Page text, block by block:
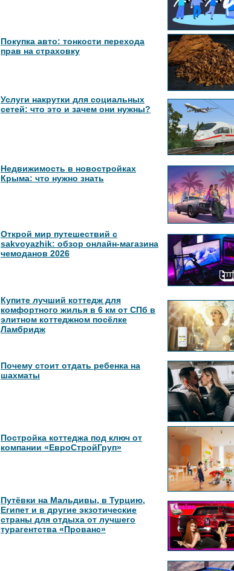
Покупка авто: тонкости перехода
прав на страховку
Услуги накрутки для социальных
сетей: что это и зачем они нужны?
Недвижимость в новостройках
Крыма: что нужно знать
Открой мир путешествий с
sakvoyazhik: обзор онлайн-магазина
чемоданов 2026
Купите лучший коттедж для
комфортного жилья в 6 км от СПб в
элитном коттеджном посёлке
Ламбридж
Почему стоит отдать ребенка на
шахматы
Постройка коттеджа под ключ от
компании «ЕвроСтройГруп»
Путёвки на Мальдивы, в Турцию,
Египет и в другие экзотические
страны для отдыха от лучшего
турагентства «Прованс»